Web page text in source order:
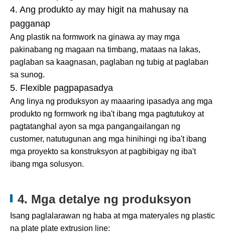
4. Ang produkto ay may higit na mahusay na
pagganap
Ang plastik na formwork na ginawa ay may mga
pakinabang ng magaan na timbang, mataas na lakas,
paglaban sa kaagnasan, paglaban ng tubig at paglaban
sa sunog.
5. Flexible pagpapasadya
Ang linya ng produksyon ay maaaring ipasadya ang mga
produkto ng formwork ng iba't ibang mga pagtutukoy at
pagtatanghal ayon sa mga pangangailangan ng
customer, natutugunan ang mga hinihingi ng iba't ibang
mga proyekto sa konstruksyon at pagbibigay ng iba't
ibang mga solusyon.
4. Mga detalye ng produksyon
Isang paglalarawan ng haba at mga materyales ng plastic
na plate plate extrusion line: